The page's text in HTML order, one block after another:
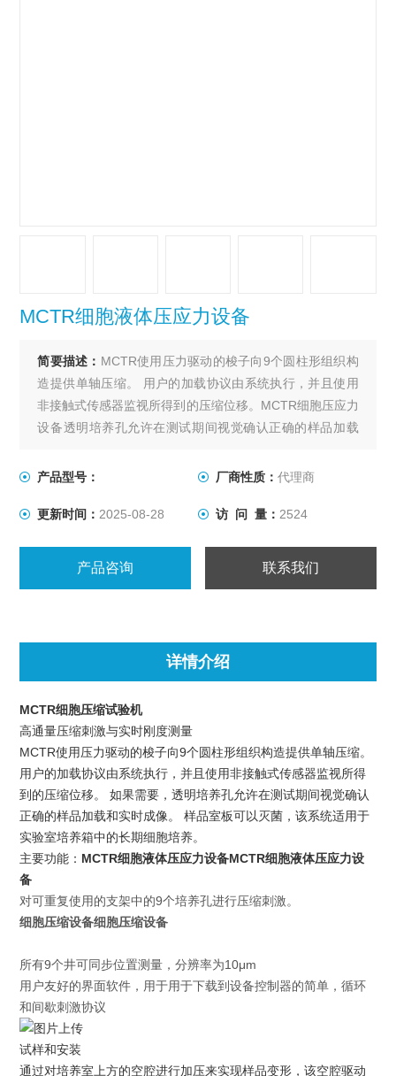
MCTR细胞液体压应力设备
简要描述： MCTR使用压力驱动的梭子向9个圆柱形组织构
造提供单轴压缩。 用户的加载协议由系统执行，并且使用
非接触式传感器监视所得到的压缩位移。MCTR细胞压应力
设备透明培养孔允许在测试期间视觉确认正确的样品加载
养箱中的长期细胞培养。MCTR细胞液体压应力设备
产品型号： 厂商性质： 代理商
更新时间： 2025-08-28 访 问 量： 2524
产品咨询 联系我们
详情介绍
MCTR细胞压缩试验机
高通量压缩刺激与实时刚度测量
MCTR使用压力驱动的梭子向9个圆柱形组织构造提供单轴压缩。
用户的加载协议由系统执行，并且使用非接触式传感器监视所得
到的压缩位移。 如果需要，透明培养孔允许在测试期间视觉确认
正确的样品加载和实时成像。 样品室板可以灭菌，该系统适用于
实验室培养箱中的长期细胞培养。
主要功能： MCTR细胞液体压应力设备MCTR细胞液体压应力设
备
对可重复使用的支架中的9个培养孔进行压缩刺激。
细胞压缩设备细胞压缩设备
所有9个井可同步位置测量，分辨率为10μm
用户友好的界面软件，用于用于下载到设备控制器的简单，循环
和间歇刺激协议
试样和安装
通过对培养室上方的空腔进行加压来实现样品变形，该空腔驱动